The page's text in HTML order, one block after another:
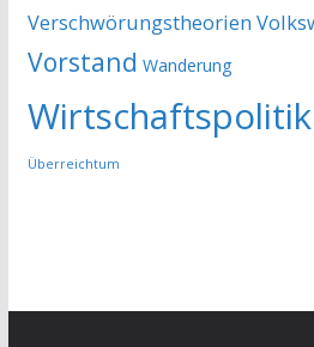
Verschwörungstheorien
Vorstand Wanderung
Wirtschaftspolitik
Überreichtum